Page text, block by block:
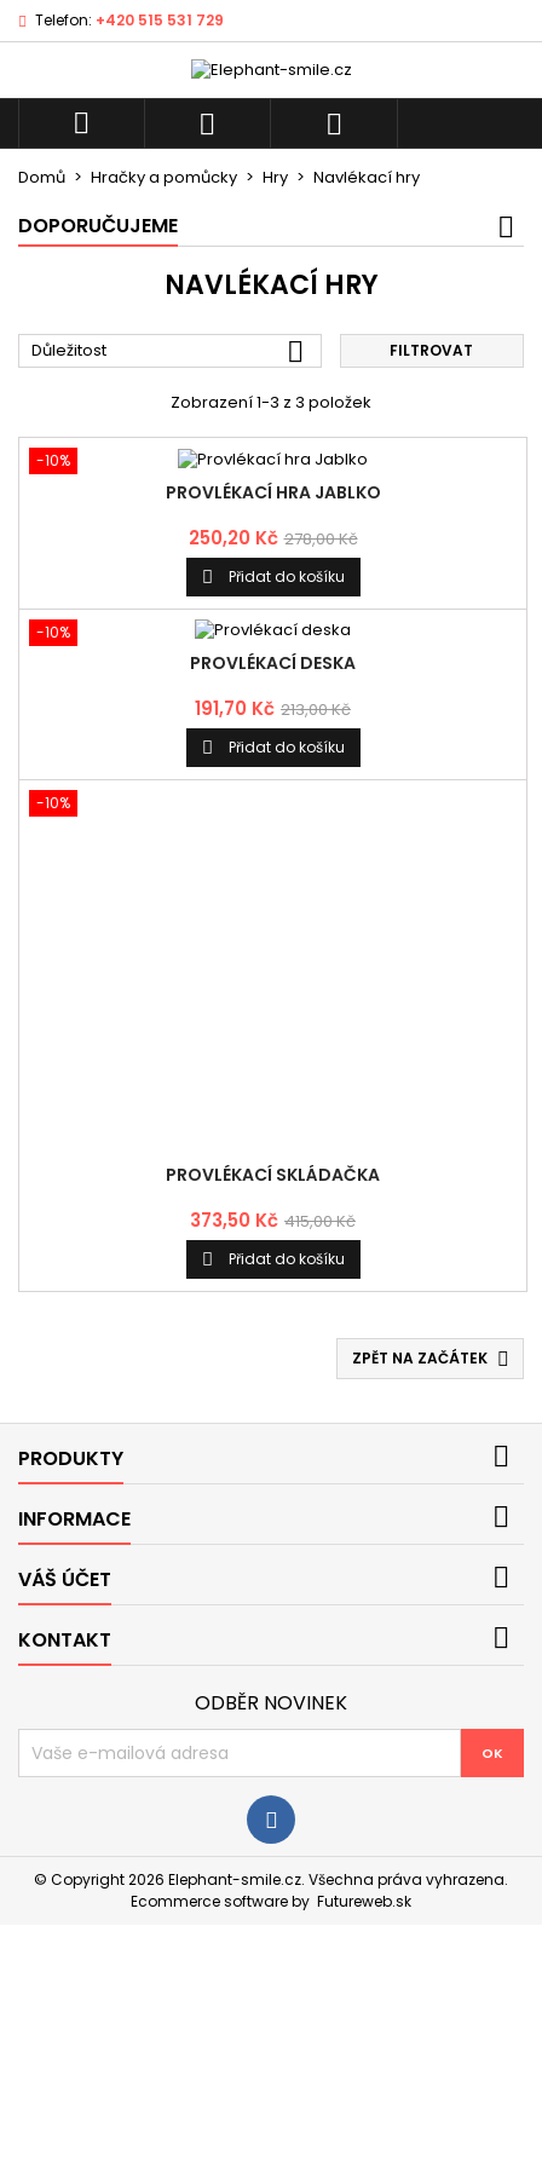
Telefon: +420 515 531 729
  
Domů Hračky a pomůcky Hry Navlékací hry
DOPORUČUJEME
NAVLÉKACÍ HRY
Důležitost  FILTROVAT
Zobrazení 1-3 z 3 položek
-10%
PROVLÉKACÍ HRA JABLKO
250,20 Kč 278,00 Kč
 Přidat do košíku
-10%
PROVLÉKACÍ DESKA
191,70 Kč 213,00 Kč
 Přidat do košíku
-10%
PROVLÉKACÍ SKLÁDAČKA
373,50 Kč 415,00 Kč
 Přidat do košíku
ZPĚT NA ZAČÁTEK 
PRODUKTY 
INFORMACE 
VÁŠ ÚČET 
KONTAKT 
My wishlists ×
Create new list
((modalTitle)) ×
((confirmMessage))
((cancelText)) ((modalDeleteText))
((title)) ×
((label))
Přihlásit se ×
Musíte být přihlášen, abyste si mohli výrobky uložit
do svého seznamu přání.
ODBĚR NOVINEK
Facebook
© Copyright 2026 Elephant-smile.cz. Všechna práva vyhrazena.
Ecommerce software by Futureweb.sk